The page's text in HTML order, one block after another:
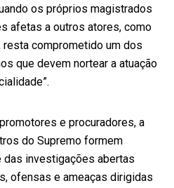
os próprios magistrados
afetas a outros atores, como
comprometido um dos
que devem nortear a atuação
e procuradores, a
do Supremo formem
das investigações abertas
ofensas e ameaças dirigidas